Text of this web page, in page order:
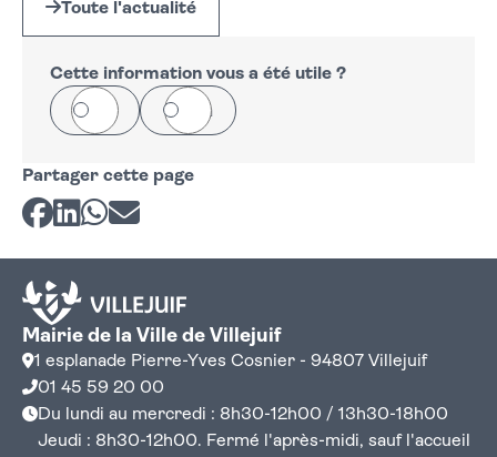
Toute l'actualité
Cette information vous a été utile ?
Oui Non
Partager cette page
Partager sur Facebook
Partager sur LinkedIn
Partager sur Whatsapp
Partager par courriel
Mairie de la Ville de Villejuif
1 esplanade Pierre-Yves Cosnier - 94807 Villejuif
01 45 59 20 00
Du lundi au mercredi : 8h30-12h00 / 13h30-18h00
Jeudi : 8h30-12h00. Fermé l'après-midi, sauf l'accueil